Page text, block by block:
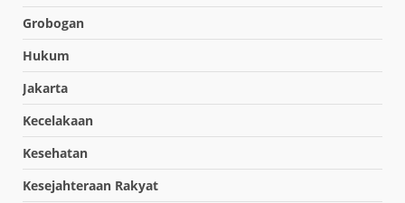
Grobogan
Hukum
Jakarta
Kecelakaan
Kesehatan
Kesejahteraan Rakyat